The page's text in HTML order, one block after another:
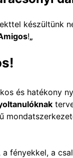
készültünk
!„
!
és hatékony
fényekkel, a